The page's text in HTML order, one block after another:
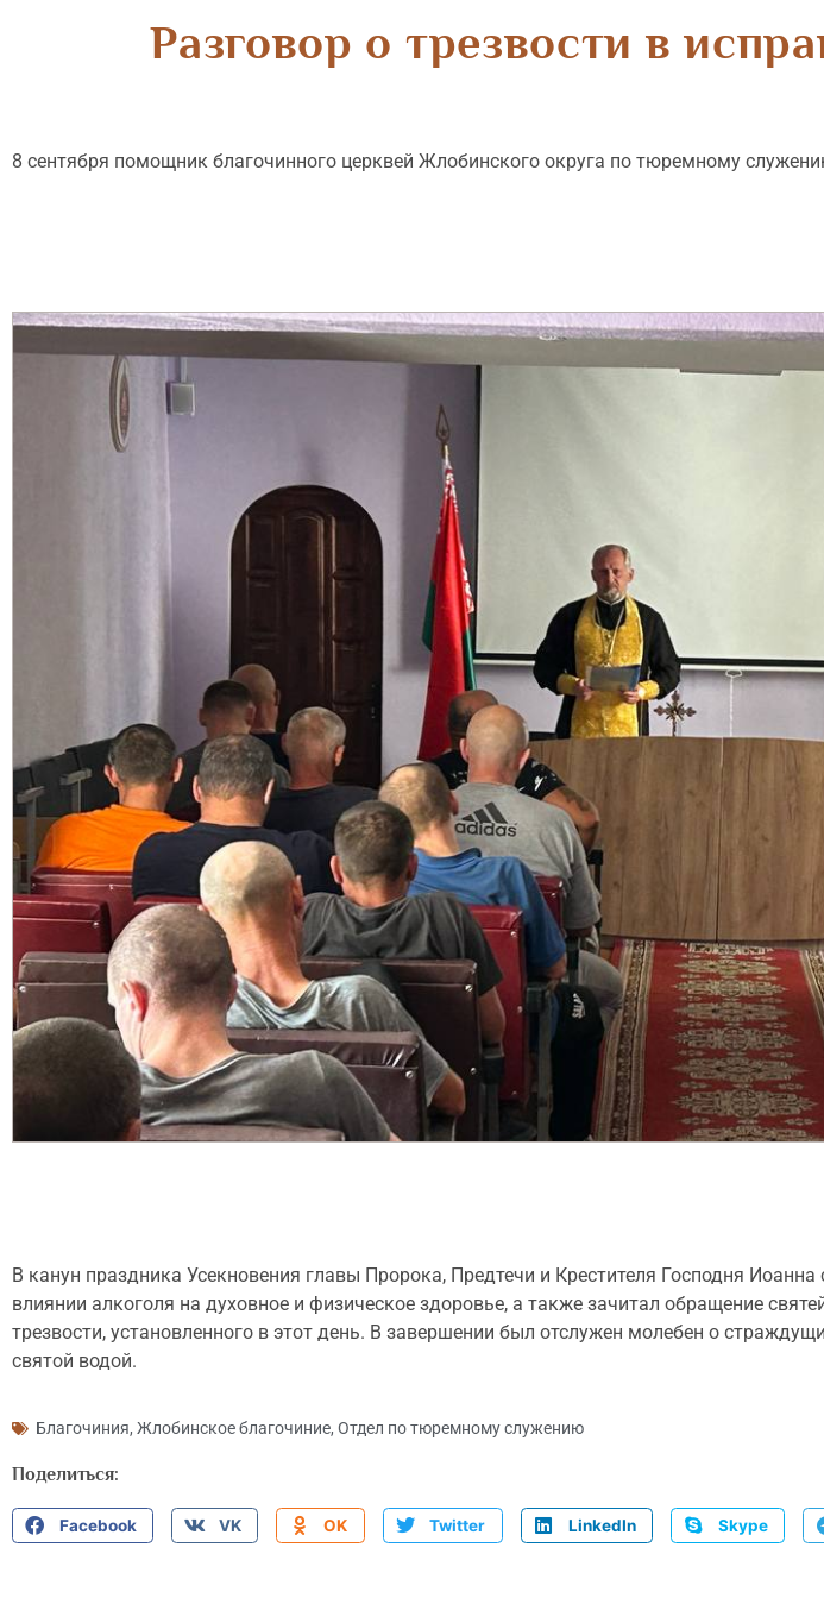
Разговор о трезвости в
8 сентября помощник благочинного церквей Жлобинского округа по тюремному
В канун праздника Усекновения главы Пророка, Предтечи и Крестителя Господня
влиянии алкоголя на духовное и физическое здоровье, а также зачитал обращение
трезвости, установленного в этот день. В завершении был отслужен молебен о
святой водой.
Благочиния, Жлобинское благочиние, Отдел по тюремному служению
Поделиться:
Facebook VK OK Twitter LinkedIn Skype